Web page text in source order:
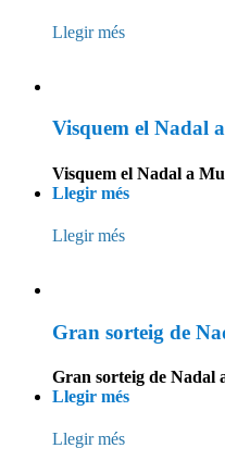
Llegir més
Visquem el Nadal
Visquem el Nadal a
Llegir més
Llegir més
Gran sorteig de
Gran sorteig de Nadal
Llegir més
Llegir més